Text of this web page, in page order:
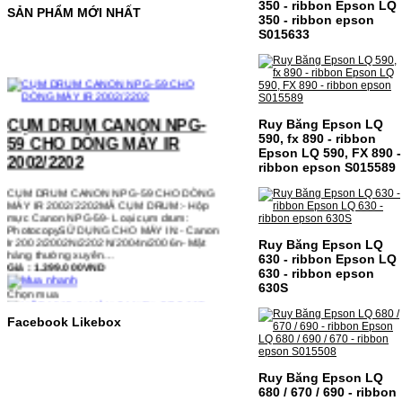
SẢN PHẨM MỚI NHẤT
CỤM DRUM CANON NPG-
59 CHO DÒNG MÁY IR
2002/2202
CỤM DRUM CANON NPG-59 CHO DÒNG
MÁY IR 2002/2202MÃ CỤM DRUM:- Hộp
mực Canon NPG-59- Loại cụm drum:
PhotocopySỬ DỤNG CHO MÁY IN:- Canon
Ir 2002/2002N/2202N/2004n/2006n- Mặt
hàng thường xuyên…
Giá : 1.399.000VND
Chọn mua
HỘP MỰC IN MÀU CANON
Facebook Likebox
350 - ribbon Epson LQ
350 - ribbon epson
S015633
Ruy Băng Epson LQ
590, fx 890 - ribbon
Epson LQ 590, FX 890 -
ribbon epson S015589
Ruy Băng Epson LQ
630 - ribbon Epson LQ
630 - ribbon epson
630S
Ruy Băng Epson LQ
680 / 670 / 690 - ribbon